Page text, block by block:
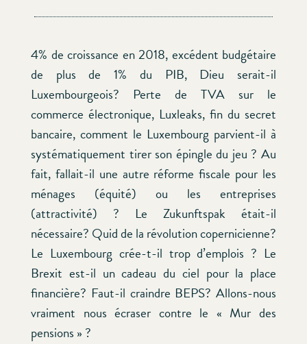
4% de croissance en 2018, excédent budgétaire
de plus de 1% du PIB, Dieu serait-il
Luxembourgeois? Perte de TVA sur le
commerce électronique, Luxleaks, fin du secret
bancaire, comment le Luxembourg parvient-il à
systématiquement tirer son épingle du jeu ? Au
fait, fallait-il une autre réforme fiscale pour les
ménages (équité) ou les entreprises
(attractivité) ? Le Zukunftspak était-il
nécessaire? Quid de la révolution copernicienne?
Le Luxembourg crée-t-il trop d’emplois ? Le
Brexit est-il un cadeau du ciel pour la place
financière? Faut-il craindre BEPS? Allons-nous
vraiment nous écraser contre le « Mur des
pensions » ?